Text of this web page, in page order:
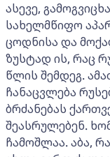
ასევე,
სახელმწიფო
ცოდნისა და
ზუსტად ის, რაც
წლის შემდეგ.
ჩანაცვლება
ბრძანებას
შეასრულებენ.
ჩამოშლაა. აბა,